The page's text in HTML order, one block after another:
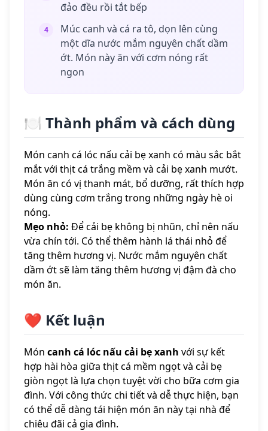
đảo đều rồi tắt bếp
4
Múc canh và cá ra tô, dọn lên cùng
một dĩa nước mắm nguyên chất dầm
ớt. Món này ăn với cơm nóng rất
ngon
🍽️ Thành phẩm và cách dùng
Món canh cá lóc nấu cải bẹ xanh có màu sắc bắt
mắt với thịt cá trắng mềm và cải bẹ xanh mướt.
Món ăn có vị thanh mát, bổ dưỡng, rất thích hợp
dùng cùng cơm trắng trong những ngày hè oi
nóng.
Mẹo nhỏ: Để cải bẹ không bị nhũn, chỉ nên nấu
vừa chín tới. Có thể thêm hành lá thái nhỏ để
tăng thêm hương vị. Nước mắm nguyên chất
dầm ớt sẽ làm tăng thêm hương vị đậm đà cho
món ăn.
❤️ Kết luận
Món canh cá lóc nấu cải bẹ xanh với sự kết
hợp hài hòa giữa thịt cá mềm ngọt và cải bẹ
giòn ngọt là lựa chọn tuyệt vời cho bữa cơm gia
đình. Với công thức chi tiết và dễ thực hiện, bạn
có thể dễ dàng tái hiện món ăn này tại nhà để
chiêu đãi cả gia đình.